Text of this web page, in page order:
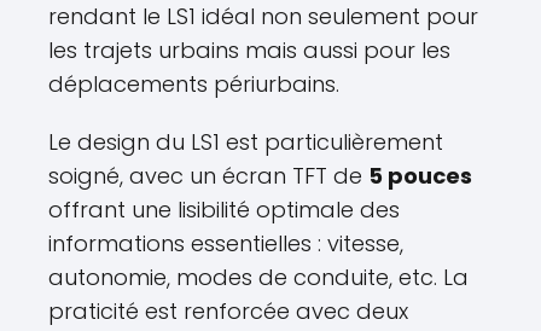
rendant le LS1 idéal non seulement pour
les trajets urbains mais aussi pour les
déplacements périurbains.
Le design du LS1 est particulièrement
soigné, avec un écran TFT de 5 pouces
offrant une lisibilité optimale des
informations essentielles : vitesse,
autonomie, modes de conduite, etc. La
praticité est renforcée avec deux